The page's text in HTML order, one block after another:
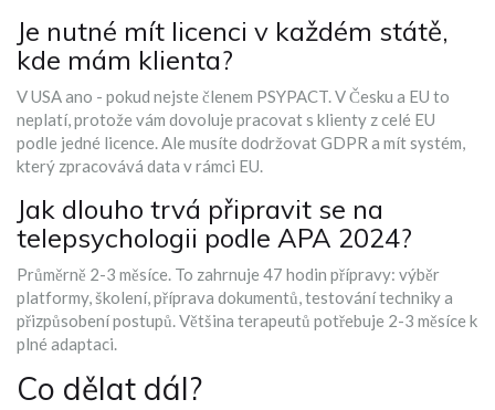
Je nutné mít licenci v každém státě,
kde mám klienta?
V USA ano - pokud nejste členem PSYPACT. V Česku a EU to
neplatí, protože vám dovoluje pracovat s klienty z celé EU
podle jedné licence. Ale musíte dodržovat GDPR a mít systém,
který zpracovává data v rámci EU.
Jak dlouho trvá připravit se na
telepsychologii podle APA 2024?
Průměrně 2-3 měsíce. To zahrnuje 47 hodin přípravy: výběr
platformy, školení, příprava dokumentů, testování techniky a
přizpůsobení postupů. Většina terapeutů potřebuje 2-3 měsíce k
plné adaptaci.
Co dělat dál?